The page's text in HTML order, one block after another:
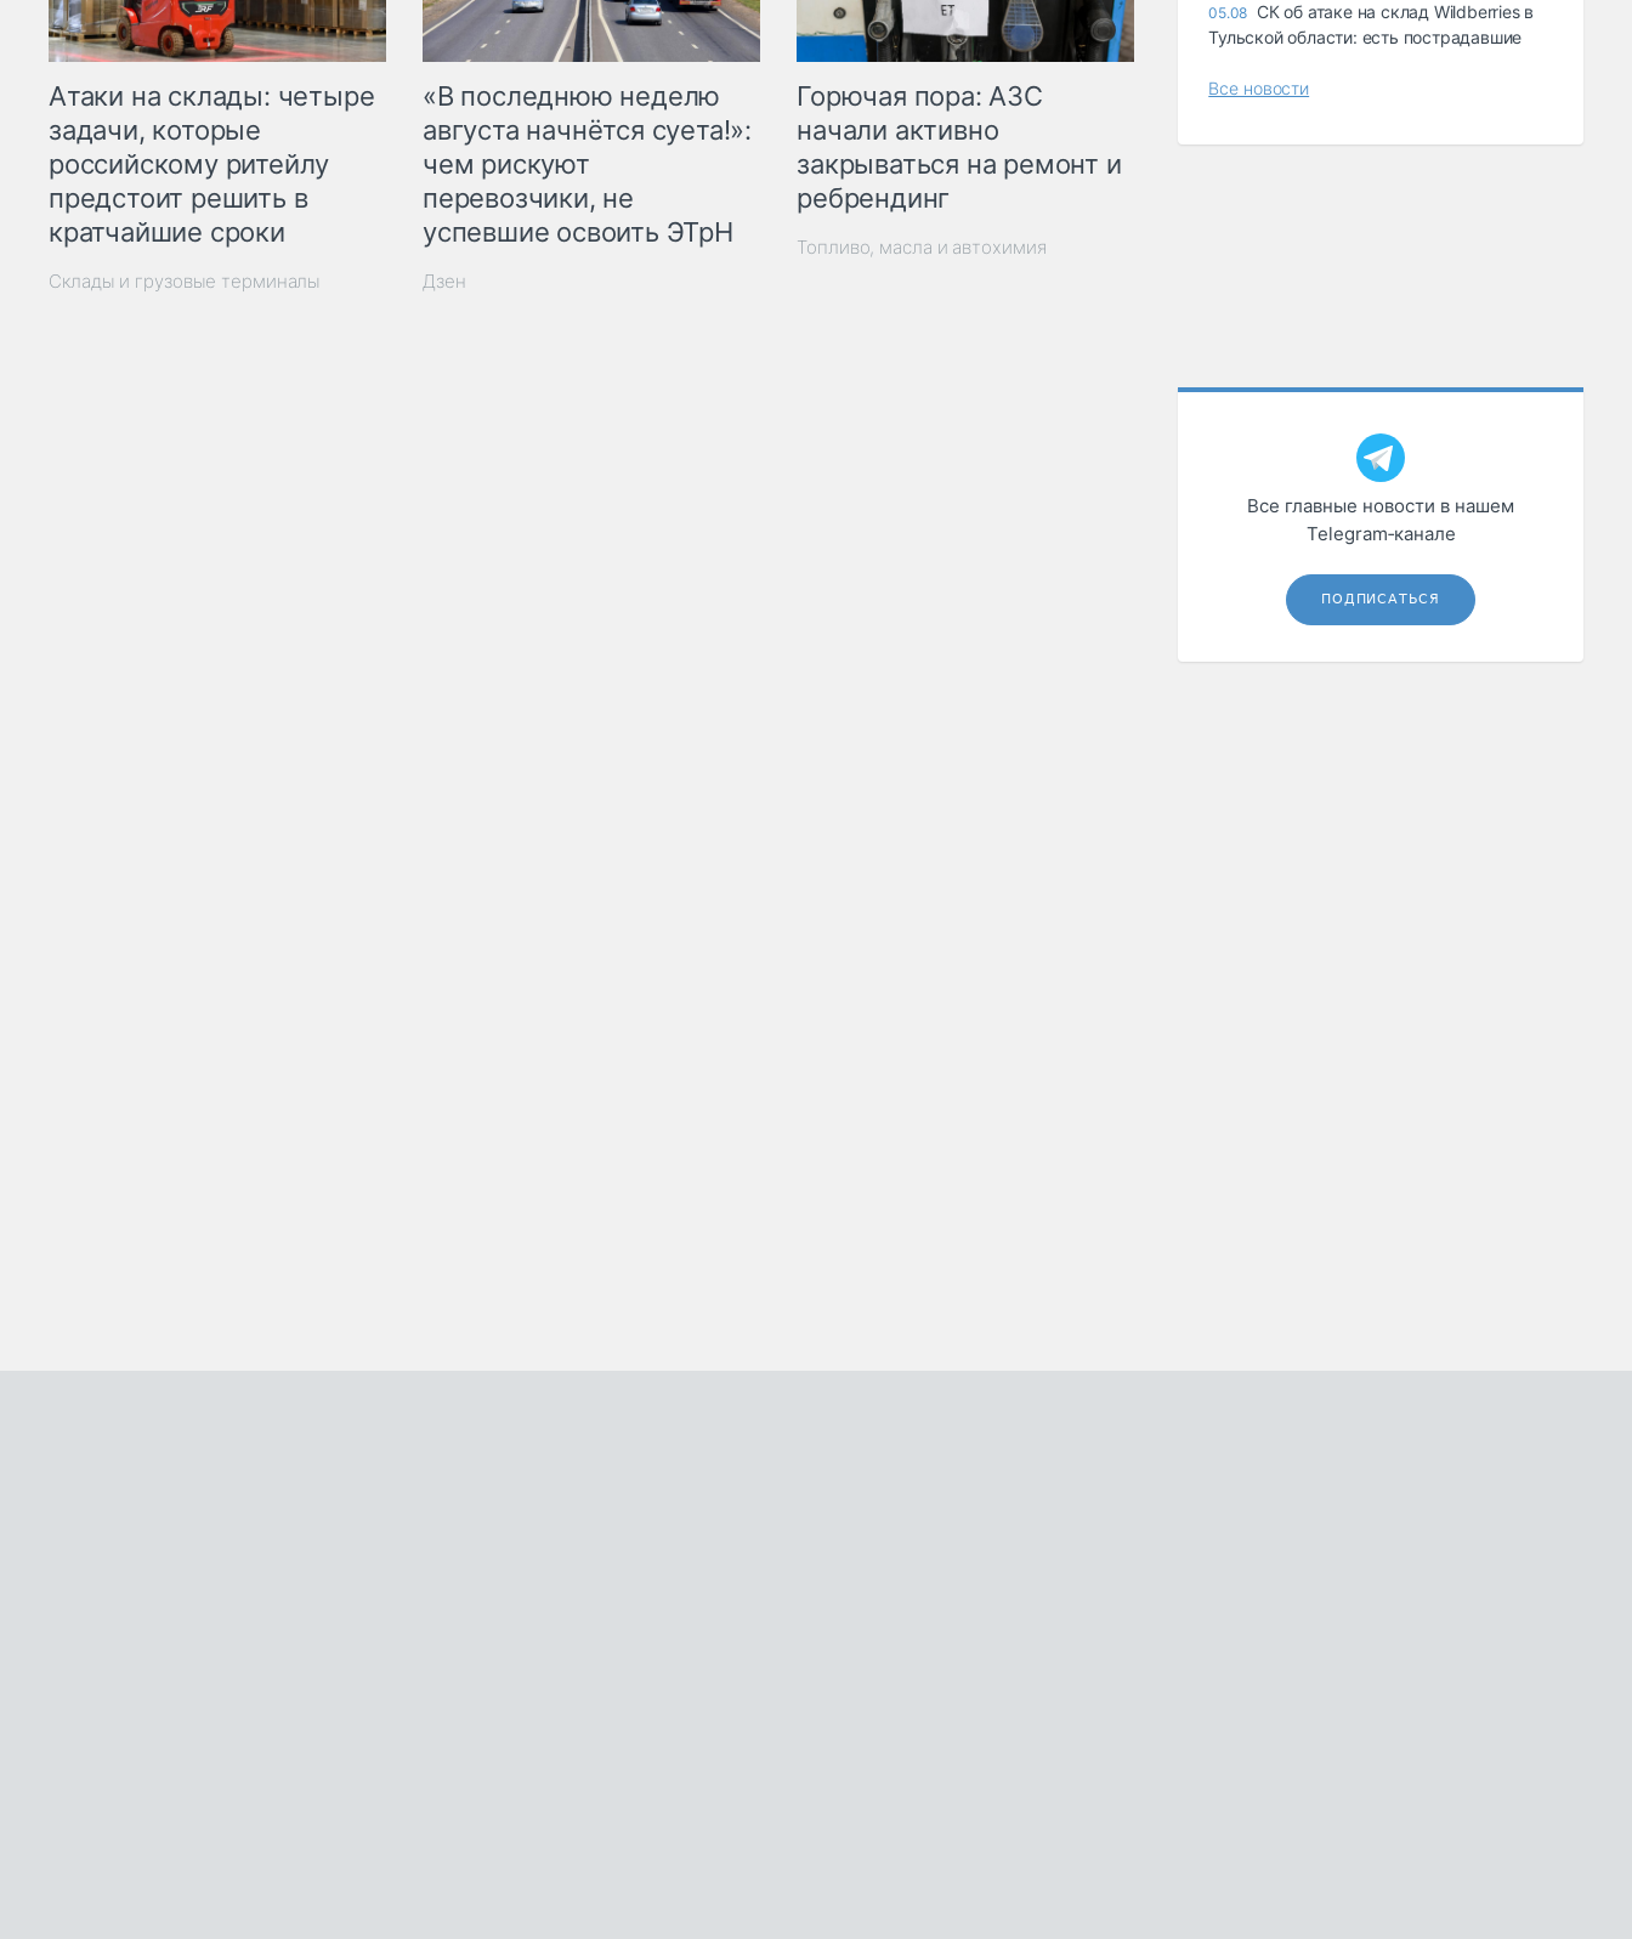
Атаки на склады: четыре
задачи, которые
российскому ритейлу
предстоит решить в
кратчайшие сроки
Склады и грузовые терминалы
«В последнюю неделю
августа начнётся суета!»:
чем рискуют
перевозчики, не
успевшие освоить ЭТрН
Дзен
Горючая пора: АЗС
начали активно
закрываться на ремонт и
ребрендинг
Топливо, масла и автохимия
05.08 СК об атаке на склад Wildberries в
Тульской области: есть пострадавшие
Все новости
Все главные новости в нашем
Telegram‑канале
ПОДПИСАТЬСЯ